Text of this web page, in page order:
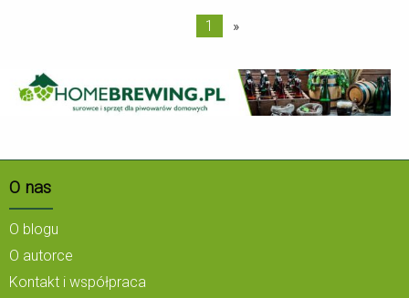
1 »
O nas
O blogu
O autorce
Kontakt i współpraca